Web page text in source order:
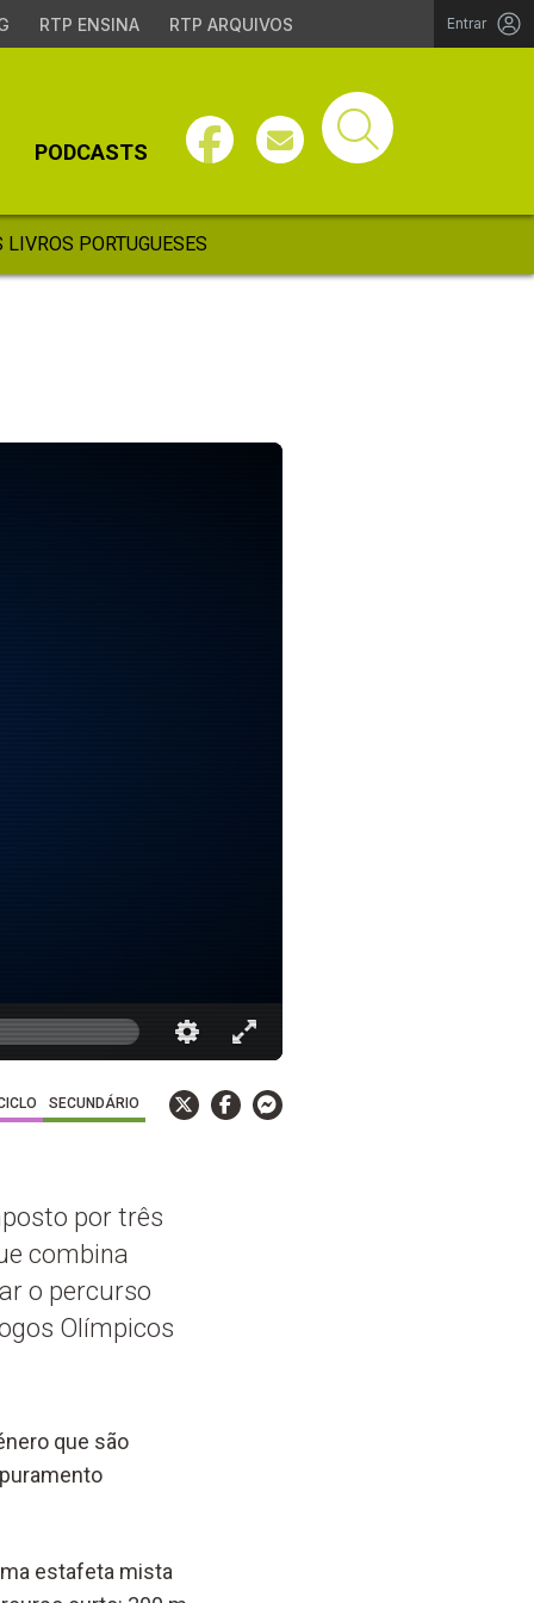
RTP ENSINA RTP ARQUIVOS Entrar
PODCASTS
LIVROS PORTUGUESES
SECUNDÁRIO
por três
combina
o percurso
Olímpicos
que são
estafeta mista